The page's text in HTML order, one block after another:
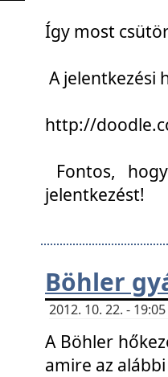
Így most
A jelentkezési
http://
Fontos,
jelentkezést!
Böhler
2012. 10. 22. -
A Böhler
amire az